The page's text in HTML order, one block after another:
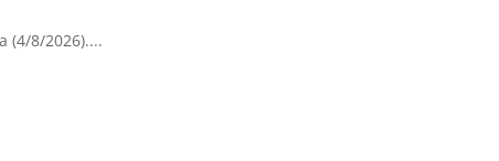
(4/8/2026)....